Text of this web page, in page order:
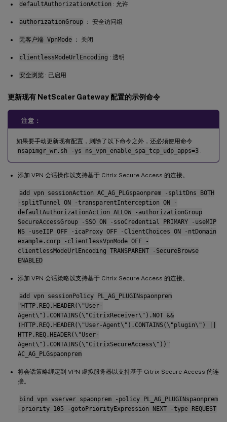
defaultAuthorizationAction : 允许
authorizationGroup ： 安全访问组
无客户端 VpnMode ： 关闭
clientlessModeUrlEncoding : 透明
安全浏览 : 已启用
更新现有 NetScaler Gateway 配置的示例命令
注意：
如果要手动更新现有配置，则除了以下命令之外，还必须使用命令
nsapimgr_wr.sh -ys ns_vpn_enable_spa_tcp_udp_apps=3 .
添加 VPN 会话操作以支持基于 Citrix Secure Access 的连接。
add vpn sessionAction AC_AG_PLGspaonprem -splitDns BOTH
-splitTunnel ON -transparentInterception ON -
defaultAuthorizationAction ALLOW -authorizationGroup
SecureAccessGroup -SSO ON -ssoCredential PRIMARY -useMIP
NS -useIIP OFF -icaProxy OFF -ClientChoices ON -ntDomain
example.corp -clientlessVpnMode OFF -
clientlessModeUrlEncoding TRANSPARENT -SecureBrowse
ENABLED
添加 VPN 会话策略以支持基于 Citrix Secure Access 的连接。
add vpn sessionPolicy PL_AG_PLUGINspaonprem
"HTTP.REQ.HEADER(\"User-
Agent\").CONTAINS(\"CitrixReceiver\").NOT &&
(HTTP.REQ.HEADER(\"User-Agent\").CONTAINS(\"plugin\") ||
HTTP.REQ.HEADER(\"User-
Agent\").CONTAINS(\"CitrixSecureAccess\"))"
AC_AG_PLGspaonprem
将会话策略绑定到 VPN 虚拟服务器以支持基于 Citrix Secure Access 的连
接。
bind vpn vserver spaonprem -policy PL_AG_PLUGINspaonprem
-priority 105 -gotoPriorityExpression NEXT -type REQUEST